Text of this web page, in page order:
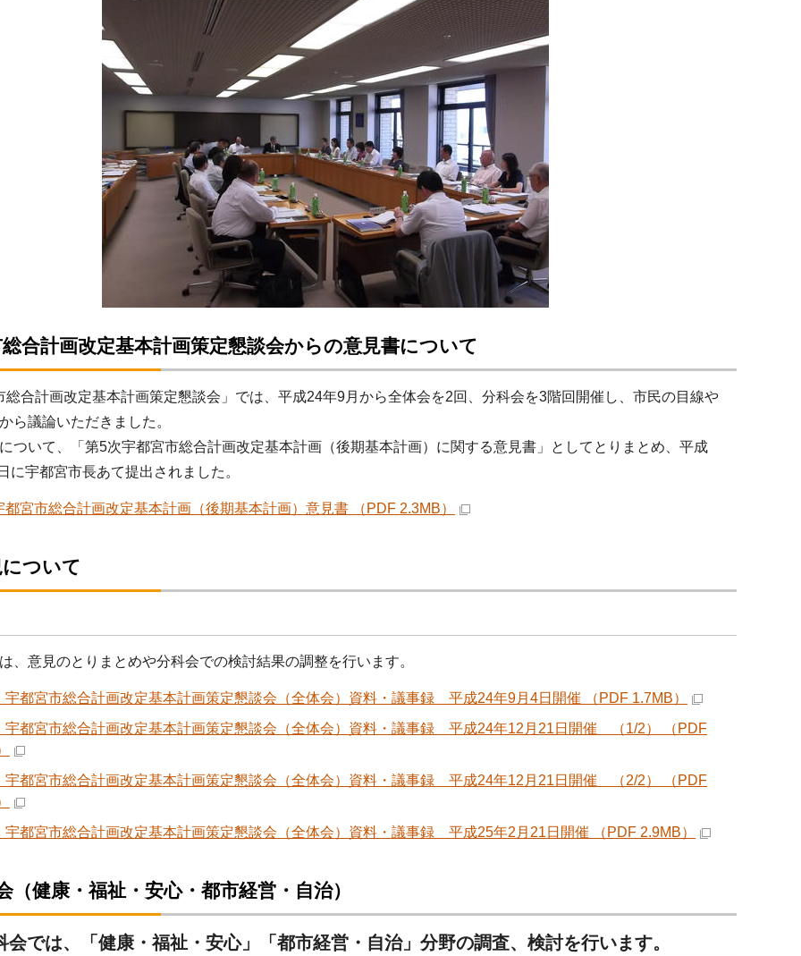
合計画改定基本計画策定懇談会からの意見書について
総合計画改定基本計画策定懇談会」では、平成24年9月から全体会を2回、分科会を3階回開催し、市民の目線や
ら議論いただきました。
ついて、「第5次宇都宮市総合計画改定基本計画（後期基本計画）に関する意見書」としてとりまとめ、平成
に宇都宮市長あて提出されました。
都宮市総合計画改定基本計画（後期基本計画）意見書 （PDF 2.3MB）
ついて
、意見のとりまとめや分科会での検討結果の調整を行います。
都宮市総合計画改定基本計画策定懇談会（全体会）資料・議事録 平成24年9月4日開催 （PDF 1.7MB）
都宮市総合計画改定基本計画策定懇談会（全体会）資料・議事録 平成24年12月21日開催 （1/2） （PDF
都宮市総合計画改定基本計画策定懇談会（全体会）資料・議事録 平成24年12月21日開催 （2/2） （PDF
都宮市総合計画改定基本計画策定懇談会（全体会）資料・議事録 平成25年2月21日開催 （PDF 2.9MB）
（健康・福祉・安心・都市経営・自治）
では、「健康・福祉・安心」「都市経営・自治」分野の調査、検討を行います。